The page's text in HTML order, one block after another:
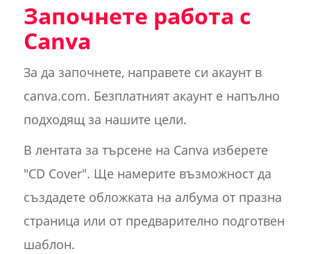
Започнете работа с
Canva
За да започнете, направете си акаунт в
canva.com. Безплатният акаунт е напълно
подходящ за нашите цели.
В лентата за търсене на Canva изберете
"CD Cover". Ще намерите възможност да
създадете обложката на албума от празна
страница или от предварително подготвен
шаблон.